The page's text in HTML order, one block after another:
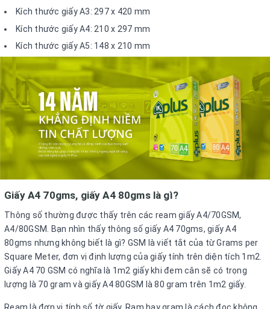
Liên hệ
Tổng Sản phẩm
Giao Lưu
Chia sẻ
Đăng nhập tài khoản
Đăng ký tài khoản
Sản phẩm yêu thích
Xem giỏ hàng
LIÊN HỆ - HỖ TRỢ KHÁCH HÀNG
0936.236.365-090.215.9818
vanphongphamhaigiang@gmail.com
Hướng dẫn mua hàng
Hướng dẫn thanh toán
Chính sách vận chuyển, Bảo hành, Bảo mật thông tin
Kích thước giấy A3: 297 x 420 mm
Kích thước giấy A4: 210 x 297 mm
Kích thước giấy A5: 148 x 210 mm
Giấy A4 70gms, giấy A4 80gms là gì?
Thông số thường được thấy trên các ream giấy A4/70GSM,
A4/80GSM. Bạn nhìn thấy thông số giấy A4 70gms, giấy A4
80gms nhưng không biết là gì? GSM là viết tắt của từ Grams per
Square Meter, đơn vị định lượng của giấy tính trên diện tích 1m2.
Giấy A4 70 GSM có nghĩa là 1m2 giấy khi đem cân sẽ có trọng
lượng là 70 gram và giấy A4 80GSM là 80 gram trên 1m2 giấy.